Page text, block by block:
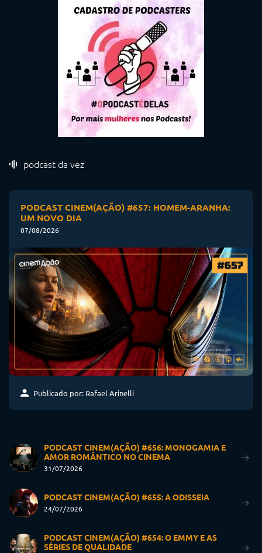
podcast da vez
PODCAST CINEM(AÇÃO) #657: HOMEM-ARANHA:
UM NOVO DIA
07/08/2026
Publicado por: Rafael Arinelli
PODCAST CINEM(AÇÃO) #656: MONOGAMIA E
AMOR ROMÂNTICO NO CINEMA
31/07/2026
PODCAST CINEM(AÇÃO) #655: A ODISSEIA
24/07/2026
PODCAST CINEM(AÇÃO) #654: O EMMY E AS
SÉRIES DE QUALIDADE